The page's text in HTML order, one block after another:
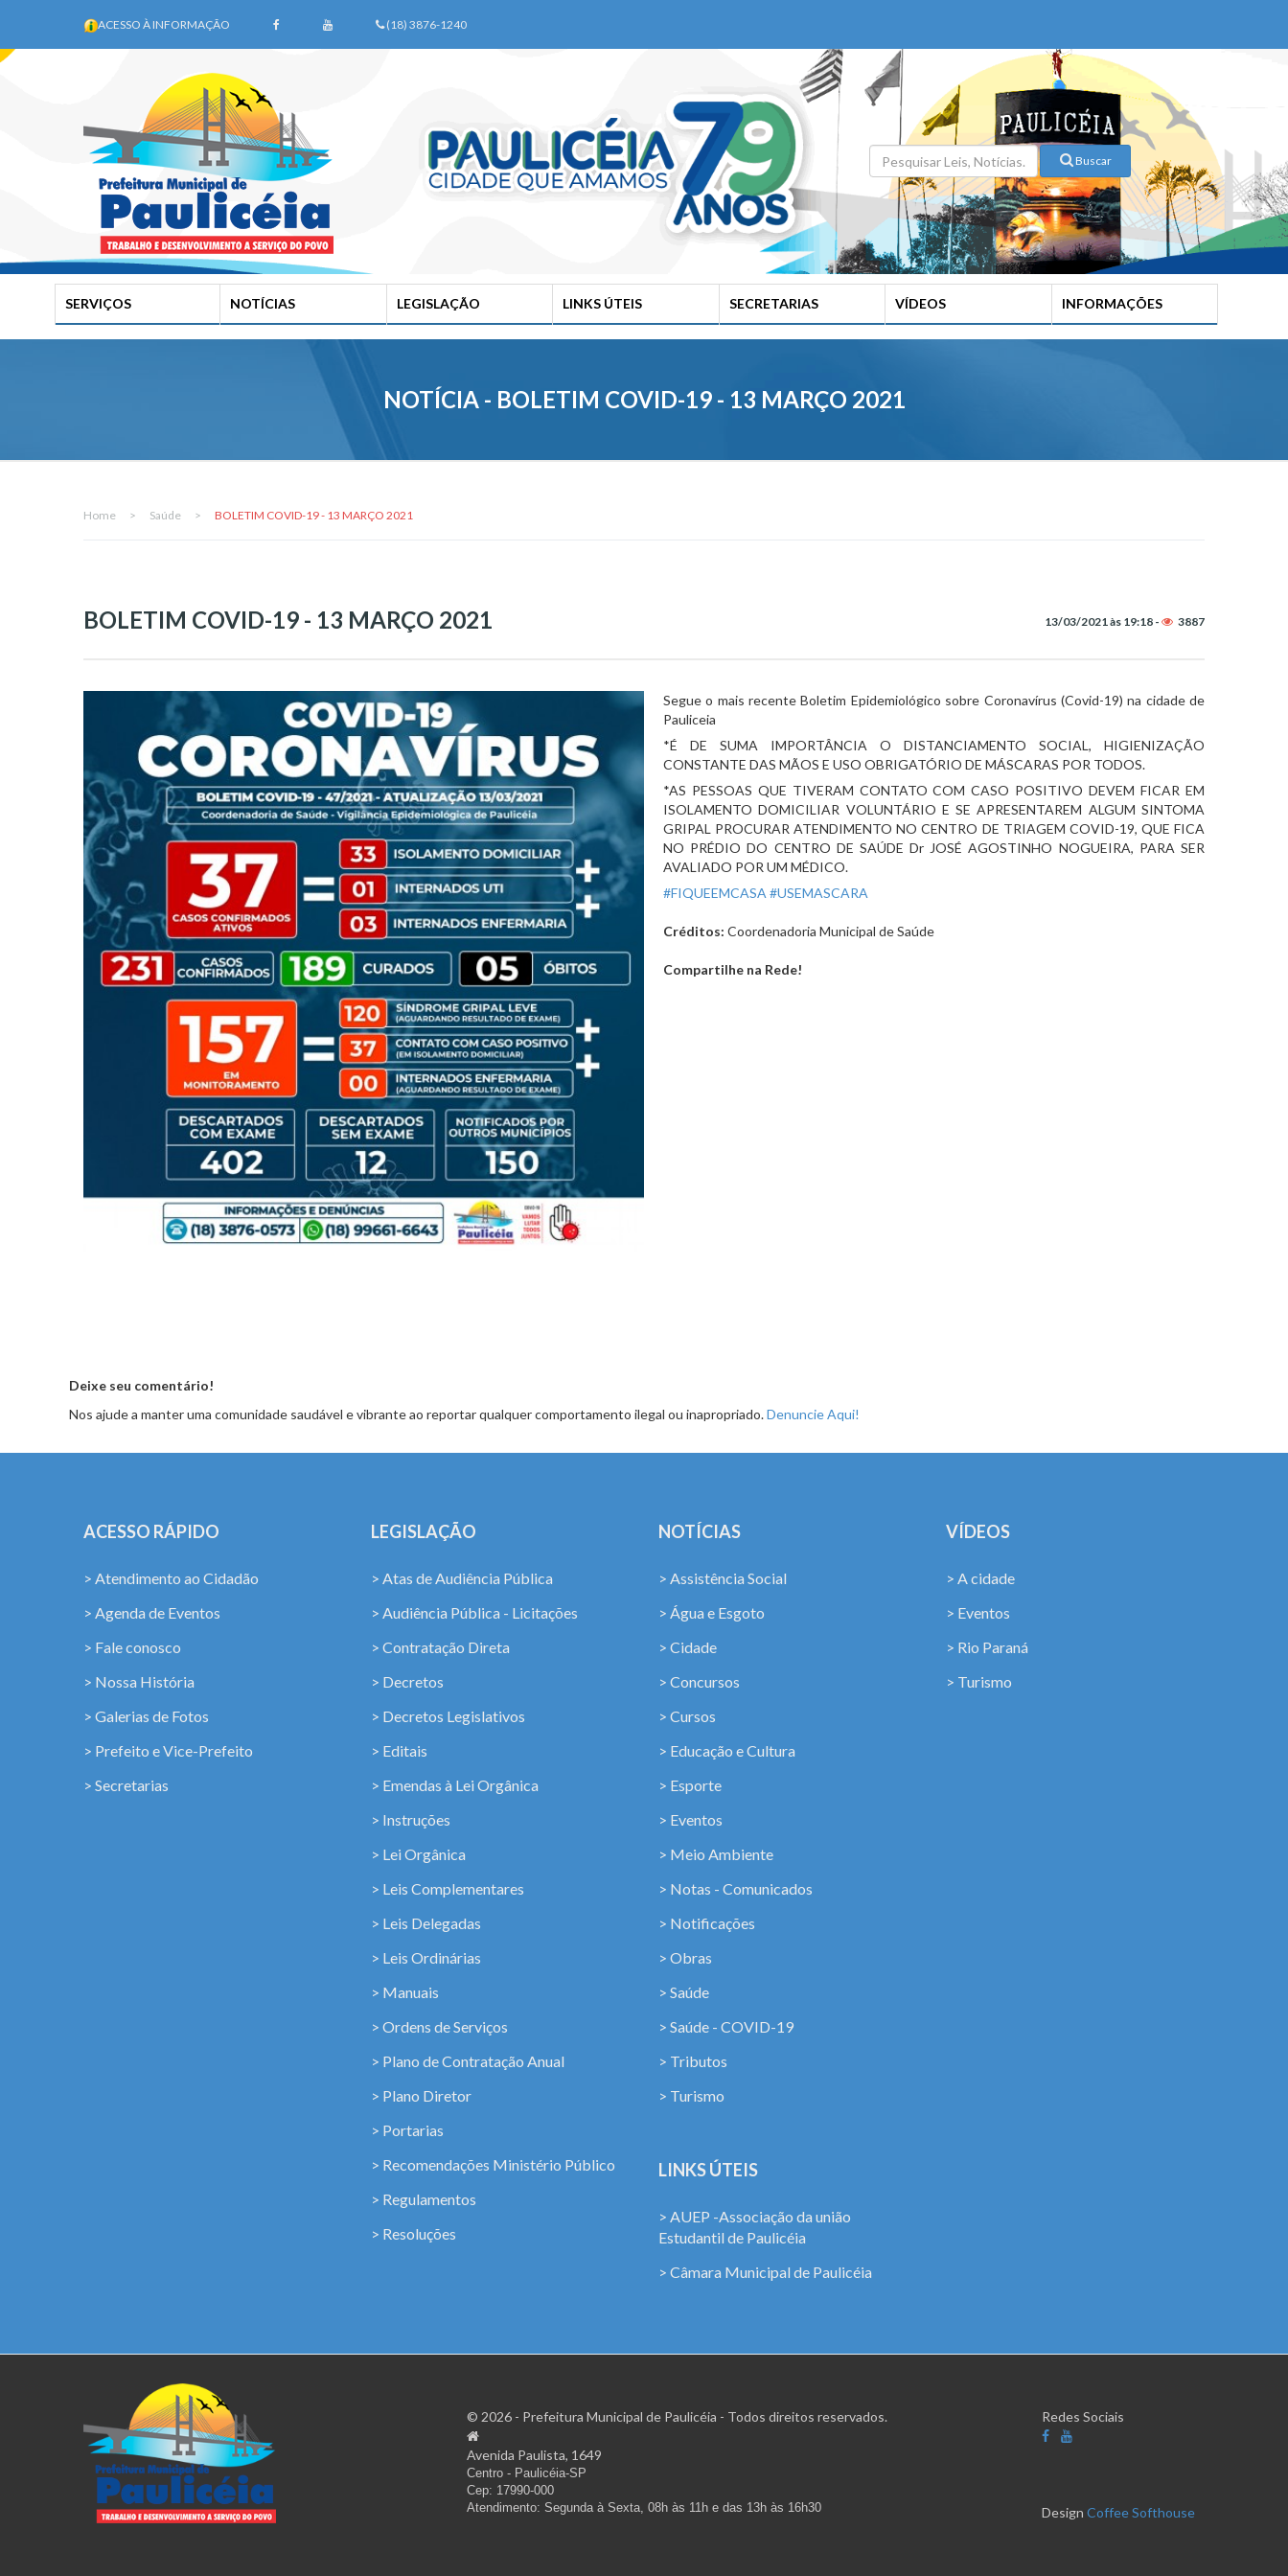
ACESSO À INFORMAÇÃO (18) 3876-1240
Buscar
SERVIÇOS NOTÍCIAS LEGISLAÇÃO LINKS ÚTEIS SECRETARIAS VÍDEOS INFORMAÇÕES
NOTÍCIA - BOLETIM COVID-19 - 13 MARÇO 2021
Home > Saúde > BOLETIM COVID-19 - 13 MARÇO 2021
BOLETIM COVID-19 - 13 MARÇO 2021 13/03/2021 às 19:18 - 3887
Segue o mais recente Boletim Epidemiológico sobre Coronavírus (Covid-19) na cidade de
Pauliceia
*É DE SUMA IMPORTÂNCIA O DISTANCIAMENTO SOCIAL, HIGIENIZAÇÃO
CONSTANTE DAS MÃOS E USO OBRIGATÓRIO DE MÁSCARAS POR TODOS.
*AS PESSOAS QUE TIVERAM CONTATO COM CASO POSITIVO DEVEM FICAR EM
ISOLAMENTO DOMICILIAR VOLUNTÁRIO E SE APRESENTAREM ALGUM SINTOMA
GRIPAL PROCURAR ATENDIMENTO NO CENTRO DE TRIAGEM COVID-19, QUE FICA
NO PRÉDIO DO CENTRO DE SAÚDE Dr JOSÉ AGOSTINHO NOGUEIRA, PARA SER
AVALIADO POR UM MÉDICO.
#FIQUEEMCASA#USEMASCARA
Créditos: Coordenadoria Municipal de Saúde
Compartilhe na Rede!
Deixe seu comentário!
Nos ajude a manter uma comunidade saudável e vibrante ao reportar qualquer comportamento ilegal ou inapropriado.Denuncie Aqui!
ACESSO RÁPIDO
> Atendimento ao Cidadão
> Agenda de Eventos
> Fale conosco
> Nossa História
> Galerias de Fotos
> Prefeito e Vice-Prefeito
> Secretarias
LEGISLAÇÃO
> Atas de Audiência Pública
> Audiência Pública - Licitações
> Contratação Direta
> Decretos
> Decretos Legislativos
> Editais
> Emendas à Lei Orgânica
> Instruções
> Lei Orgânica
> Leis Complementares
> Leis Delegadas
> Leis Ordinárias
> Manuais
> Ordens de Serviços
> Plano de Contratação Anual
> Plano Diretor
> Portarias
> Recomendações Ministério Público
> Regulamentos
> Resoluções
NOTÍCIAS
> Assistência Social
> Água e Esgoto
> Cidade
> Concursos
> Cursos
> Educação e Cultura
> Esporte
> Eventos
> Meio Ambiente
> Notas - Comunicados
> Notificações
> Obras
> Saúde
> Saúde - COVID-19
> Tributos
> Turismo
LINKS ÚTEIS
> AUEP -Associação da união
Estudantil de Paulicéia
> Câmara Municipal de Paulicéia
VÍDEOS
> A cidade
> Eventos
> Rio Paraná
> Turismo
© 2026 - Prefeitura Municipal de Paulicéia - Todos direitos reservados.
Avenida Paulista, 1649
Centro - Paulicéia-SP
Cep: 17990-000
Atendimento: Segunda à Sexta, 08h às 11h e das 13h às 16h30
Redes Sociais
Design Coffee Softhouse